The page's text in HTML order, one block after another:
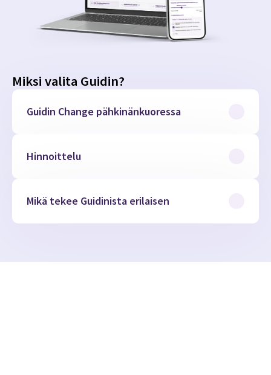
Miksi valita Guidin?
Guidin Change pähkinänkuoressa
Hinnoittelu
Mikä tekee Guidinista erilaisen